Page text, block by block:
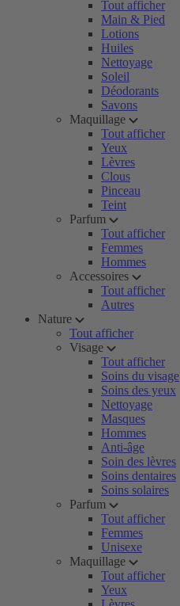
Tout afficher
Main & Pied
Lotions
Huiles
Nettoyage
Soleil
Déodorants
Savons
Maquillage
Tout afficher
Yeux
Lèvres
Clous
Pinceau
Teint
Parfum
Tout afficher
Femmes
Hommes
Accessoires
Tout afficher
Autres
Nature
Tout afficher
Visage
Tout afficher
Soins du visage
Soins des yeux
Nettoyage
Masques
Hommes
Anti-âge
Soin des lèvres
Soins dentaires
Soins solaires
Parfum
Tout afficher
Femmes
Unisexe
Maquillage
Tout afficher
Yeux